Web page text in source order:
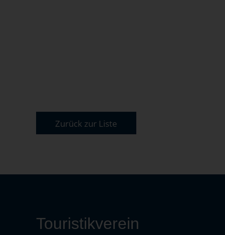
Zurück zur Liste
Touristikverein